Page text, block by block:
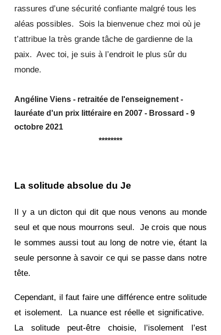
rassures d’une sécurité confiante malgré tous les
aléas possibles. Sois la bienvenue chez moi où je
t’attribue la très grande tâche de gardienne de la
paix. Avec toi, je suis à l’endroit le plus sûr du
monde.
Angéline Viens - retraitée de l'enseignement -
lauréate d'un prix littéraire en 2007 - Brossard - 9
octobre 2021
********
La solitude absolue du Je
Il y a un dicton qui dit que nous venons au monde
seul et que nous mourrons seul. Je crois que nous
le sommes aussi tout au long de notre vie, étant la
seule personne à savoir ce qui se passe dans notre
tête.
Cependant, il faut faire une différence entre solitude
et isolement. La nuance est réelle et significative.
La solitude peut-être choisie, l’isolement l’est